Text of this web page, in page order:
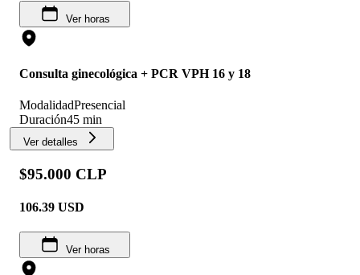
Ver horas
Consulta ginecológica + PCR VPH 16 y 18
ModalidadPresencial
Duración45 min
Ver detalles
$95.000 CLP
106.39 USD
Ver horas